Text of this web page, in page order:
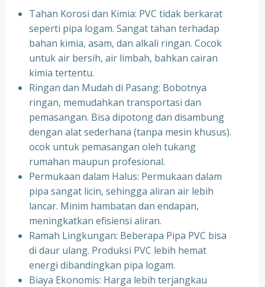
Tahan Korosi dan Kimia: PVC tidak berkarat
seperti pipa logam. Sangat tahan terhadap
bahan kimia, asam, dan alkali ringan. Cocok
untuk air bersih, air limbah, bahkan cairan
kimia tertentu.
Ringan dan Mudah di Pasang: Bobotnya
ringan, memudahkan transportasi dan
pemasangan. Bisa dipotong dan disambung
dengan alat sederhana (tanpa mesin khusus).
ocok untuk pemasangan oleh tukang
rumahan maupun profesional.
Permukaan dalam Halus: Permukaan dalam
pipa sangat licin, sehingga aliran air lebih
lancar. Minim hambatan dan endapan,
meningkatkan efisiensi aliran.
Ramah Lingkungan: Beberapa Pipa PVC bisa
di daur ulang. Produksi PVC lebih hemat
energi dibandingkan pipa logam.
Biaya Ekonomis: Harga lebih terjangkau